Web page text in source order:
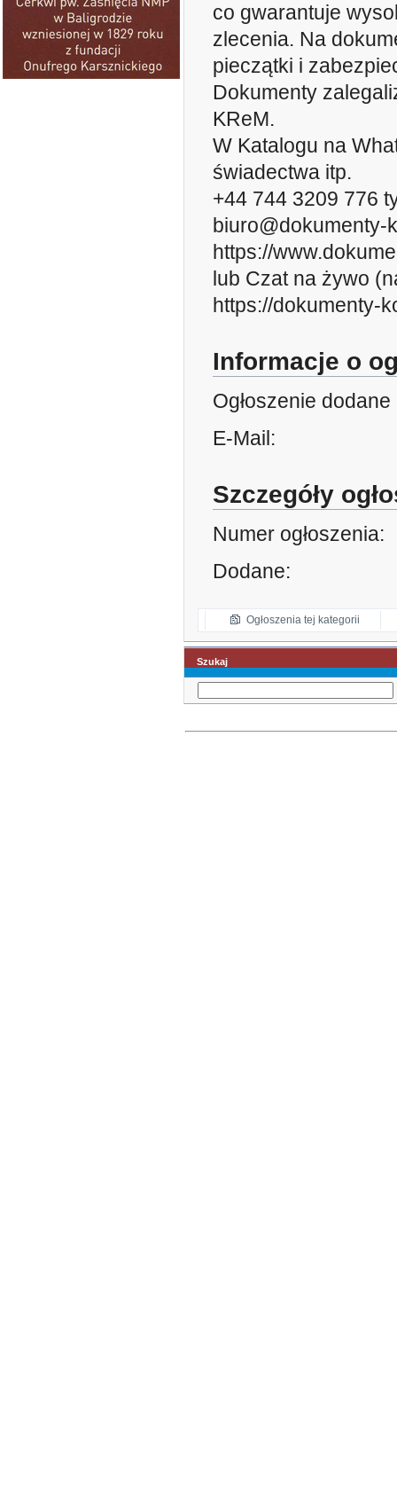
co gwarantuje
zlecenia. Na
pieczątki i
Dokumenty
KReM.
W Katalogu na
świadectwa itp.
+44 744 3209 776
biuro@dokumenty-
https://
lub Czat na żywo
https://dokumenty-
Informacje o
Ogłoszenie
E-Mail:
Szczegóły
Numer ogłoszenia:
Dodane:
Ogłoszenia tej kategorii
Szukaj